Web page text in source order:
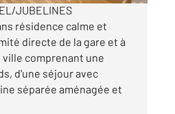
JUBELINES
résidence calme et
directe de la gare et à
comprenant une
d'une séjour avec
séparée aménagée et